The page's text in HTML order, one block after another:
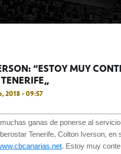
“ESTOY MUY
2018 - 09:57
ganas de ponerse al
Tenerife, Colton Iverson, en
. Estoy muy